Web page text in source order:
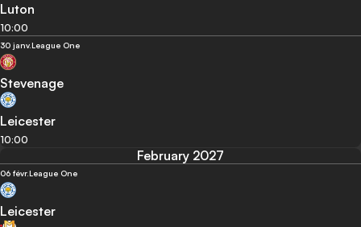
Luton
10:00
30 janv.League One
Stevenage
Leicester
10:00
February 2027
06 févr.League One
Leicester